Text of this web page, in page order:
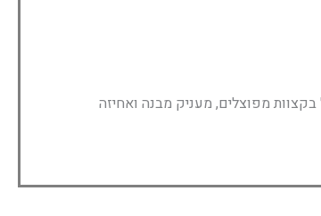
מפוצלים, מעניק מבנה ואחיזה